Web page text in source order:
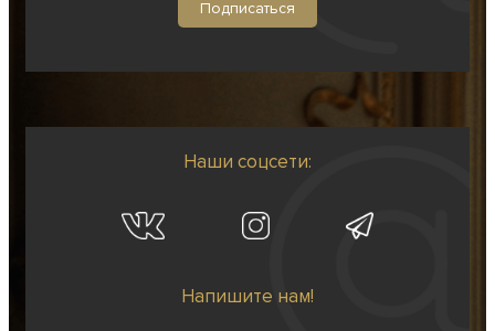
Наши соцсети:
Напишите нам!